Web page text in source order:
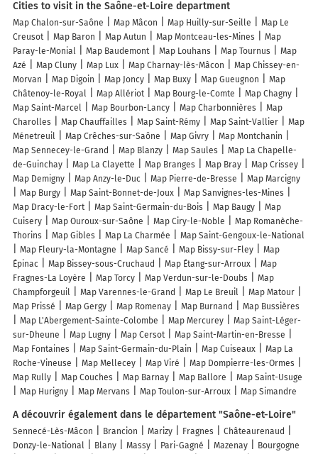
Cities to visit in the Saône-et-Loire department
Map Chalon-sur-Saône Map Mâcon Map Huilly-sur-Seille
Map Le
Creusot
Map Baron Map Autun Map Montceau-les-Mines
Map
Paray-le-Monial
Map Baudemont Map Louhans Map Tournus
Map
Azé
Map Cluny Map Lux Map Charnay-lès-Mâcon
Map Chissey-en-
Morvan
Map Digoin Map Joncy Map Buxy Map Gueugnon
Map
Châtenoy-le-Royal
Map Allériot Map Bourg-le-Comte
Map Chagny
Map Saint-Marcel
Map Bourbon-Lancy Map Charbonnières
Map
Charolles
Map Chauffailles Map Saint-Rémy Map Saint-Vallier
Map
Ménetreuil
Map Crêches-sur-Saône Map Givry
Map Montchanin
Map Sennecey-le-Grand
Map Blanzy Map Saules
Map La Chapelle-
de-Guinchay
Map La Clayette Map Branges Map Bray
Map Crissey
Map Demigny
Map Anzy-le-Duc Map Pierre-de-Bresse
Map Marcigny
Map Burgy
Map Saint-Bonnet-de-Joux
Map Sanvignes-les-Mines
Map Dracy-le-Fort
Map Saint-Germain-du-Bois Map Baugy
Map
Cuisery
Map Ouroux-sur-Saône Map Ciry-le-Noble
Map Romanèche-
Thorins
Map Gibles Map La Charmée
Map Saint-Gengoux-le-National
Map Fleury-la-Montagne
Map Sancé Map Bissy-sur-Fley
Map
Épinac
Map Bissey-sous-Cruchaud Map Étang-sur-Arroux
Map
Fragnes-La Loyère
Map Torcy Map Verdun-sur-le-Doubs
Map
Champforgeuil
Map Varennes-le-Grand Map Le Breuil
Map Matour
Map Prissé
Map Gergy Map Romenay Map Burnand
Map Bussières
Map L'Abergement-Sainte-Colombe
Map Mercurey
Map Saint-Léger-
sur-Dheune
Map Lugny Map Cersot
Map Saint-Martin-en-Bresse
Map Fontaines
Map Saint-Germain-du-Plain Map Cuiseaux
Map La
Roche-Vineuse
Map Mellecey Map Viré
Map Dompierre-les-Ormes
Map Rully
Map Couches Map Barnay Map Ballore
Map Saint-Usuge
Map Hurigny
Map Mervans Map Toulon-sur-Arroux Map Simandre
A découvrir également dans le département "Saône-et-Loire"
Sennecé-Lès-Mâcon Brancion Marizy Fragnes
Châteaurenaud
Donzy-le-National
Blany Massy Pari-Gagné Mazenay
Bourgogne